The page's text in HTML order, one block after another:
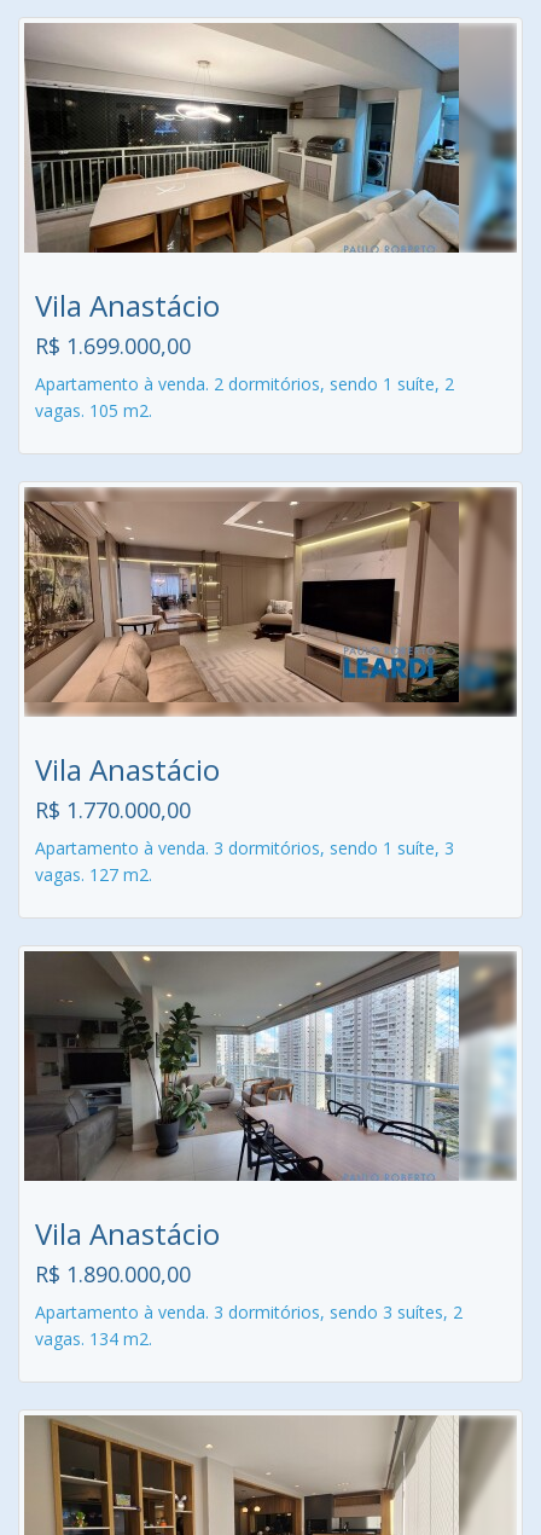
Vila Anastácio
R$ 1.699.000,00
Apartamento à venda. 2 dormitórios, sendo 1 suíte, 2
vagas. 105 m2.
Vila Anastácio
R$ 1.770.000,00
Apartamento à venda. 3 dormitórios, sendo 1 suíte, 3
vagas. 127 m2.
Vila Anastácio
R$ 1.890.000,00
Apartamento à venda. 3 dormitórios, sendo 3 suítes, 2
vagas. 134 m2.